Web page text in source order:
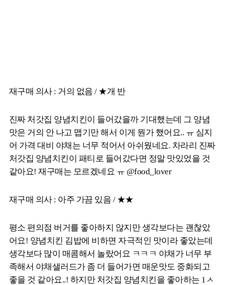
재구매 의사 : 거의 없음 / ★개 반
진짜 처갓집 양념치킨이 들어갔을까 기대했는데 그 양념
맛은 거의 안 나고 맵기만 해서 이게 뭔가 했어요.. ㅠ 심지
어 가격 대비 야채는 너무 적어서 아쉬웠네요. 차라리 진짜
처갓집 양념치킨이 패티로 들어갔다면 정말 맛있었을 것
같아요! 재구매는 모르겠네요 ㅠ @food_lover
재구매 의사 : 아주 가끔 있음 / ★★
평소 편의점 버거를 좋아하지 않지만 생각보다는 괜찮았
어요! 양념치킨 김밥에 비하면 자극적인 맛이라 좋았는데
생각보다 많이 매콤해서 놀랐어요 ㅋㅋㅋ 야채가 너무 부
족해서 야채샐러드가 좀 더 들어가면 매운맛도 중화되고
좋을 것 같아요..! 하지만 처갓집 양념치킨을 좋아하는 1ㅅ